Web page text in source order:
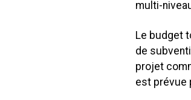
multi-
Le budget
de
projet
est prévue